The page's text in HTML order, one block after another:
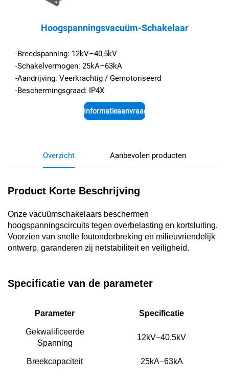
Hoogspanningsvacuüm-Schakelaar
-Breedspanning: 12kV–40,5kV
-Schakelvermogen: 25kA–63kA
-Aandrijving: Veerkrachtig / Gemotoriseerd
-Beschermingsgraad: IP4X
Informatieaanvraag
Overzicht Aanbevolen producten
Product Korte Beschrijving
Onze vacuümschakelaars beschermen
hoogspanningscircuits tegen overbelasting en kortsluiting.
Voorzien van snelle foutonderbreking en milieuvriendelijk
ontwerp, garanderen zij netstabiliteit en veiligheid.
Specificatie van de parameter
Parameter Specificatie
Gekwalificeerde
Spanning
12kV–40,5kV
Breekcapaciteit 25kA–63kA